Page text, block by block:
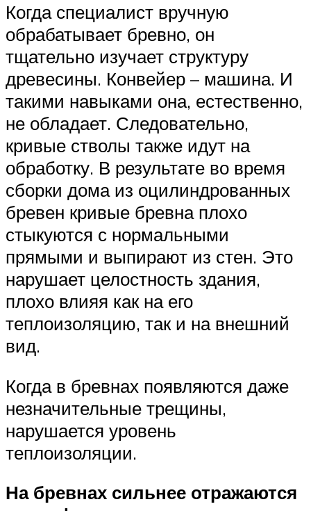
Когда специалист вручную
обрабатывает бревно, он
тщательно изучает структуру
древесины. Конвейер – машина. И
такими навыками она, естественно,
не обладает. Следовательно,
кривые стволы также идут на
обработку. В результате во время
сборки дома из оцилиндрованных
бревен кривые бревна плохо
стыкуются с нормальными
прямыми и выпирают из стен. Это
нарушает целостность здания,
плохо влияя как на его
теплоизоляцию, так и на внешний
вид.
Когда в бревнах появляются даже
незначительные трещины,
нарушается уровень
теплоизоляции.
На бревнах сильнее отражаются